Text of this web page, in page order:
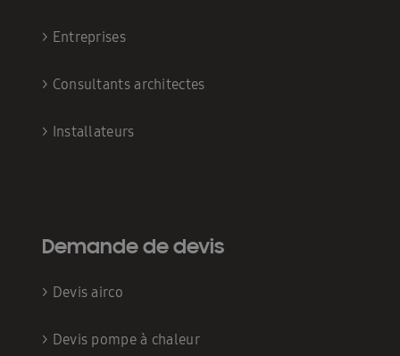
> Entreprises
> Consultants architectes
> Installateurs
Demande de devis
> Devis airco
> Devis pompe à chaleur